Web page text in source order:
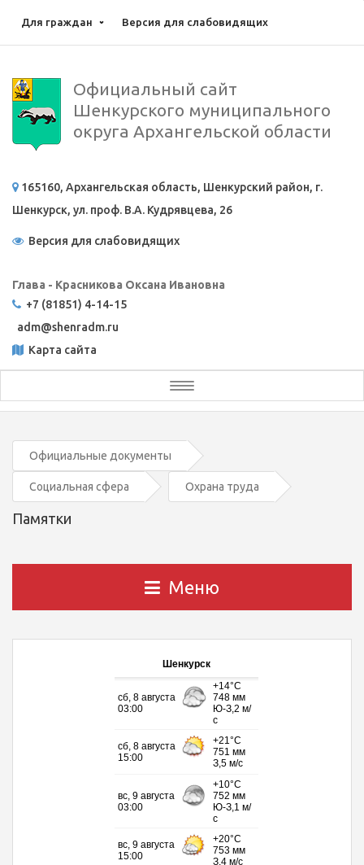
Для граждан Версия для слабовидящих
Официальный сайт
Шенкурского муниципального
округа Архангельской области
165160, Архангельская область, Шенкурский район, г.
Шенкурск, ул. проф. В.А. Кудрявцева, 26
Версия для слабовидящих
Глава - Красникова Оксана Ивановна
+7 (81851) 4-14-15
adm@shenradm.ru
Карта сайта
Toggle
navigation
Официальные документы
Социальная сфера Охрана труда
Памятки
Меню
Шенкурск